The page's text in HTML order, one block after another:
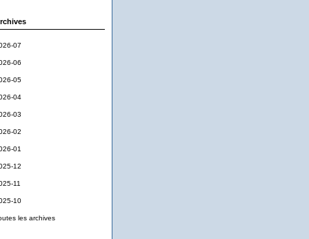
07
06
05
04
03
02
01
12
11
10
les archives